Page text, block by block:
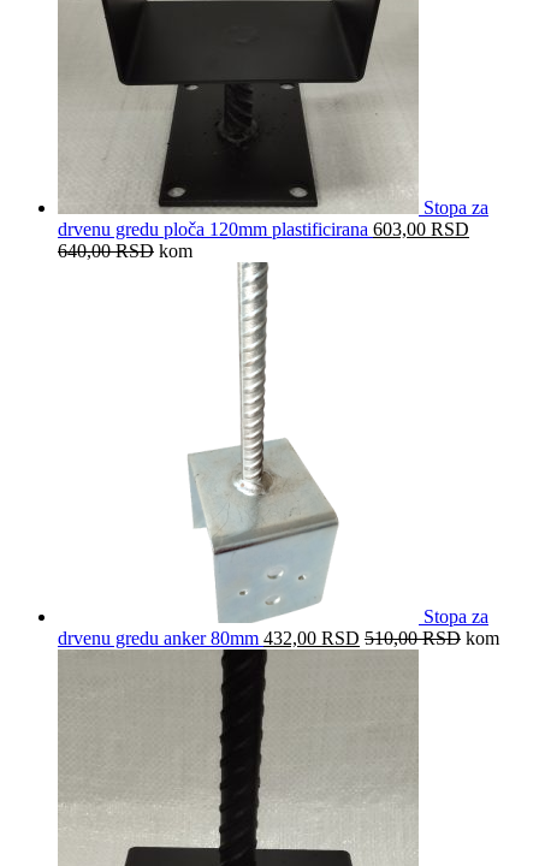
Stopa za
drvenu gredu ploča 120mm plastificirana 603,00 RSD
640,00RSD kom
Stopa za
drvenu gredu anker 80mm 432,00 RSD 510,00RSD kom